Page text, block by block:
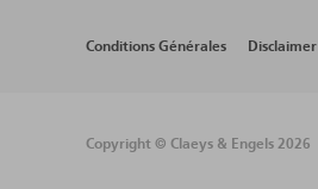
Footer
Conditions Générales Disclaimer
Copyright © Claeys & Engels 2026